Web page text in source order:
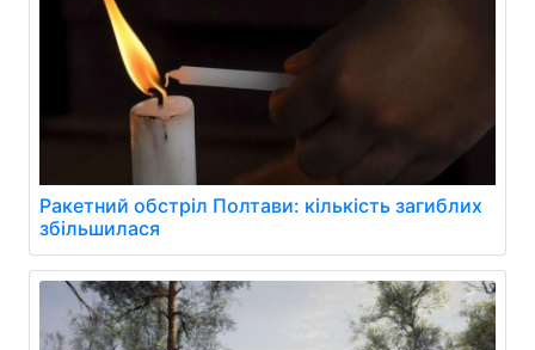
Ракетний обстріл Полтави: кількість загиблих
збільшилася